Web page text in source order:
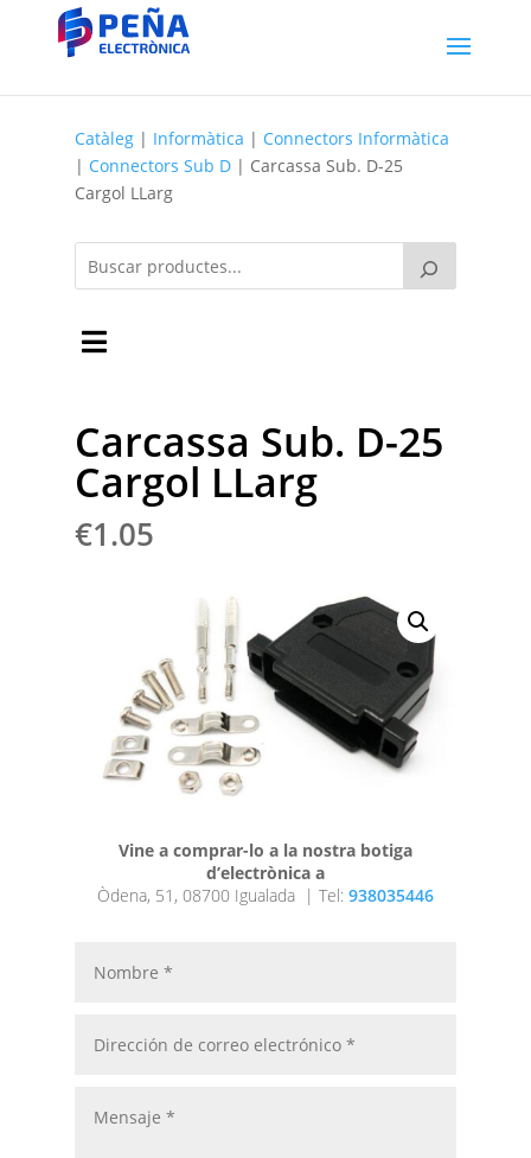
Catàleg| Informàtica | Connectors Informàtica
| Connectors Sub D| Carcassa Sub. D-25
Cargol LLarg
Carcassa Sub. D-25
Cargol LLarg
€1.05
Vine a comprar-lo a la nostra botiga
d’electrònica a
Òdena, 51, 08700 Igualada | Tel: 938035446